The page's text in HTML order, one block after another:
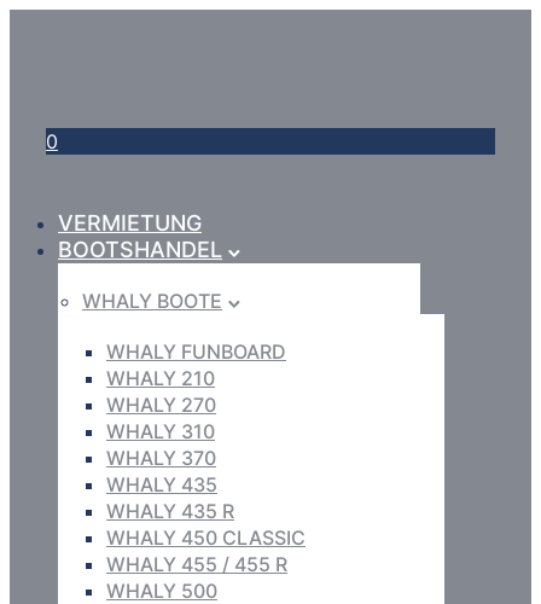
0
VERMIETUNG
BOOTSHANDEL
WHALY BOOTE
WHALY FUNBOARD
WHALY 210
WHALY 270
WHALY 310
WHALY 370
WHALY 435
WHALY 435 R
WHALY 450 CLASSIC
WHALY 455 / 455 R
WHALY 500